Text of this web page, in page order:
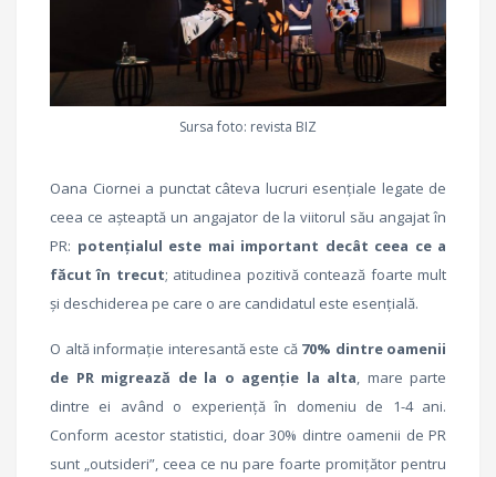
Sursa foto: revista BIZ
Oana Ciornei a punctat câteva lucruri esențiale legate de
ceea ce așteaptă un angajator de la viitorul său angajat în
PR: potențialul este mai important decât ceea ce a
făcut în trecut; atitudinea pozitivă contează foarte mult
și deschiderea pe care o are candidatul este esențială.
O altă informație interesantă este că70% dintre oamenii
de PR migrează de la o agenție la alta , mare parte
dintre ei având o experiență în domeniu de 1-4 ani.
Conform acestor statistici, doar 30% dintre oamenii de PR
sunt „outsideri”, ceea ce nu pare foarte promițător pentru